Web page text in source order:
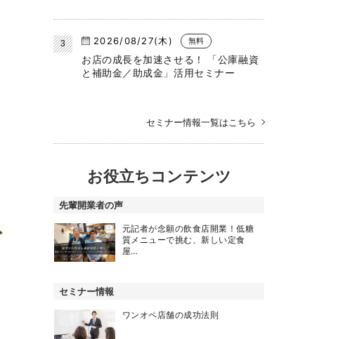
2026/08/27(木) 無料
お店の成長を加速させる！ 「公庫融資
と補助金／助成金」活用セミナー
セミナー情報一覧はこちら
お役立ちコンテンツ
先輩開業者の声
元記者が念願の飲食店開業！低糖
質メニューで挑む、新しい定食
屋…
セミナー情報
ワンオペ店舗の成功法則